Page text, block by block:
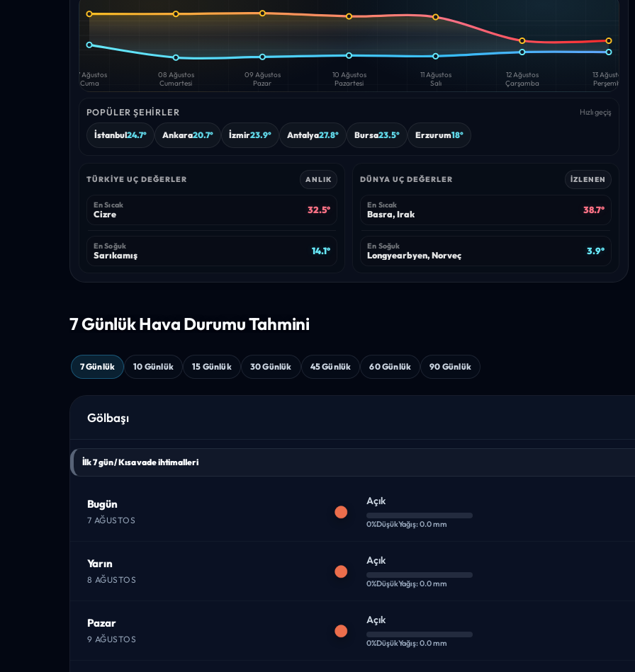
Düşük
07 Ağustos
Cuma
08 Ağustos
Cumartesi
09 Ağustos
Pazar
10 Ağustos
Pazartesi
11 Ağustos
Salı
12 Ağustos
Çarşamba
13 Ağustos
Perşembe
POPÜLER ŞEHIRLER Hızlı geçiş
İstanbul24.7° Ankara20.7° İzmir23.9° Antalya27.8° Bursa23.5° Erzurum18°
TÜRKIYE UÇ DEĞERLER ANLIK
En Sıcak
Cizre 32.5°
En Soğuk
Sarıkamış 14.1°
DÜNYA UÇ DEĞERLER İZLENEN
En Sıcak
Basra, Irak 38.7°
En Soğuk
Longyearbyen, Norveç 3.9°
7 Günlük Hava Durumu Tahmini
7 Günlük 10 Günlük 15 Günlük 30 Günlük 45 Günlük 60 Günlük 90 Günlük
Gölbaşı
İlk 7 gün / Kısa vade ihtimalleri
Bugün
7 AĞUSTOS
Açık
0%DüşükYağış: 0.0 mm
Yarın
8 AĞUSTOS
Açık
0%DüşükYağış: 0.0 mm
Pazar
9 AĞUSTOS
Açık
0%DüşükYağış: 0.0 mm